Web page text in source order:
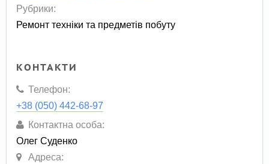
Рубрики:
Ремонт техніки та предметів побуту
КОНТАКТИ
Телефон:
+38 (050) 442-68-97
Контактна особа:
Олег Суденко
Адреса: